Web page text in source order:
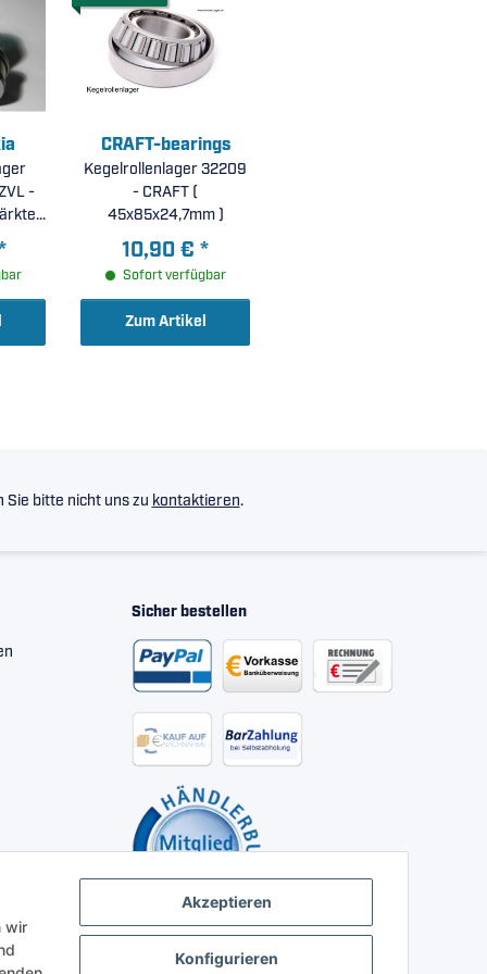
Akzeptieren
Konfigurieren
wir
-
(
)
CRAFT-bearings
Kegelrollenlager 32209
- CRAFT (
45x85x24,7mm )
10,90 € *
Sofort verfügbar
Zum Artikel
bitte nicht uns zu kontaktieren.
Sicher bestellen